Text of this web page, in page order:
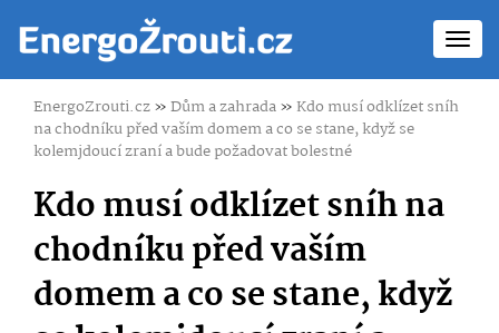
EnergoZrouti.cz»Dům a zahrada»Kdo musí odklízet sníh
na chodníku před vaším domem a co se stane, když se
kolemjdoucí zraní a bude požadovat bolestné
Kdo musí odklízet sníh na
chodníku před vaším
domem a co se stane, když